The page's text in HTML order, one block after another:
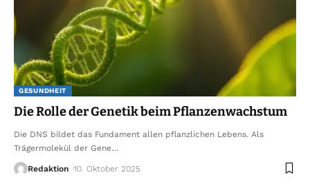
GESUNDHEIT
Die Rolle der Genetik beim Pflanzenwachstum
Die DNS bildet das Fundament allen pflanzlichen Lebens. Als
Trägermolekül der Gene…
Redaktion 10. Oktober 2025